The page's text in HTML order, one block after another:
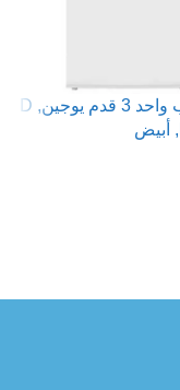
ثلاجة باب واحد 3 قدم يوجين, D